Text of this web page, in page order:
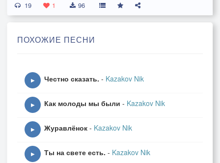
19 1 96
ПОХОЖИЕ ПЕСНИ
▶ Честно сказать. - Kazakov Nik
▶ Как молоды мы были - Kazakov Nik
▶ Журавлёнок - Kazakov Nik
▶ Ты на свете есть. - Kazakov Nik